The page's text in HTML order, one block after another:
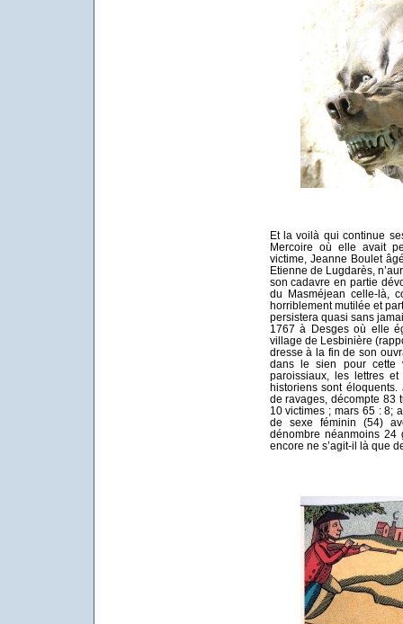
Et la voilà qui continue
Mercoire où elle avait
victime, Jeanne Boulet
Etienne de Lugdarès,
son cadavre en partie
du Masméjean celle-là,
horriblement mutilée et
persistera quasi sans
1767 à Desges où elle
village de Lesbinière
dresse à la fin de son
dans le sien pour cette
paroissiaux, les lettres
historiens sont
de ravages, décompte 83
10 victimes ; mars 65 : 8;
de sexe féminin (54)
dénombre néanmoins
encore ne s’agit-il là que